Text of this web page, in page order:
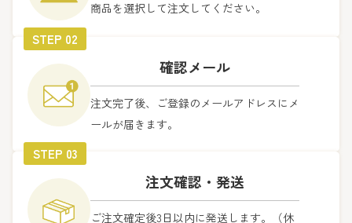
商品を選択して注文してください。
STEP 02
確認メール
注文完了後、ご登録のメールアドレスにメ
ールが届きます。
STEP 03
注文確認・発送
ご注文確定後3日以内に発送します。（休